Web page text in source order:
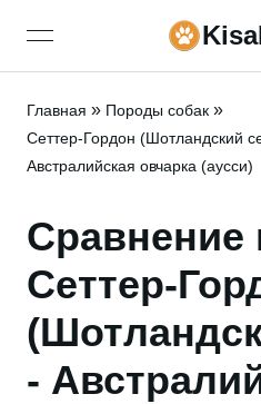
open navigation menu
Главная » Породы собак »
Сеттер-Гордон (Шотландский
Австралийская овчарка (аусси)
Сравнение
Сеттер-
-